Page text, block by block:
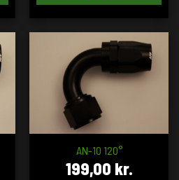
AN-10 120°
199,00 kr.